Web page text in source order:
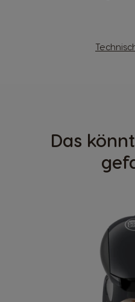
Das